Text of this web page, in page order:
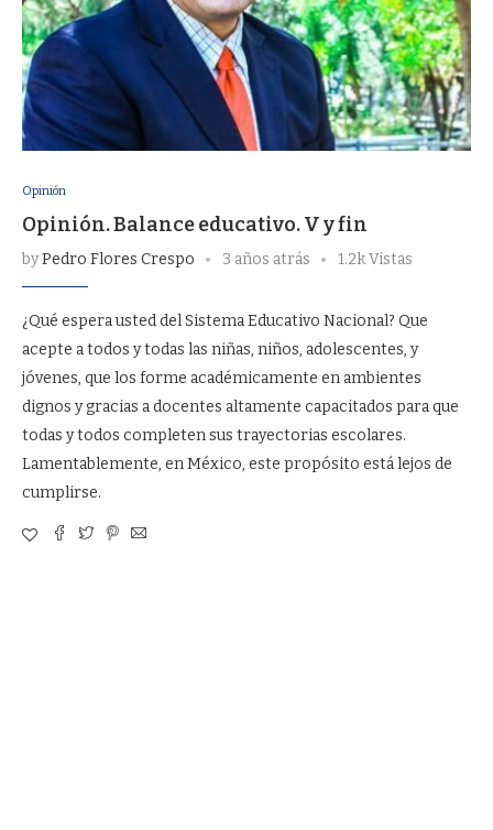
Opinión
Opinión. Balance educativo. V y fin
byPedro Flores Crespo 3 años atrás 1.2k Vistas
¿Qué espera usted del Sistema Educativo Nacional? Que
acepte a todos y todas las niñas, niños, adolescentes, y
jóvenes, que los forme académicamente en ambientes
dignos y gracias a docentes altamente capacitados para que
todas y todos completen sus trayectorias escolares.
Lamentablemente, en México, este propósito está lejos de
cumplirse.